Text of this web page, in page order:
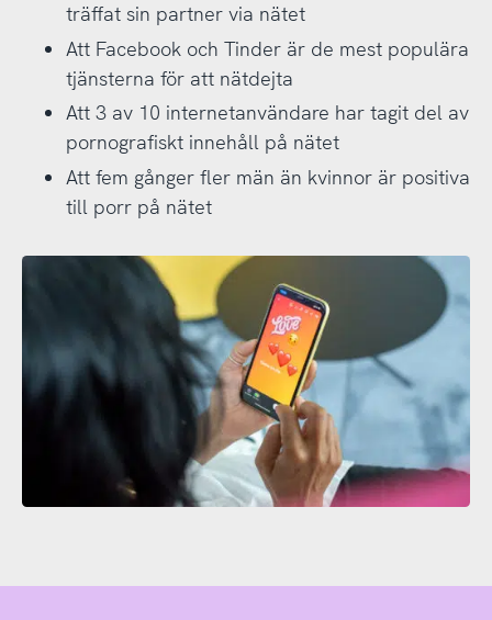
träffat sin partner via nätet
Att Facebook och Tinder är de mest populära
tjänsterna för att nätdejta
Att 3 av 10 internetanvändare har tagit del av
pornografiskt innehåll på nätet
Att fem gånger fler män än kvinnor är positiva
till porr på nätet